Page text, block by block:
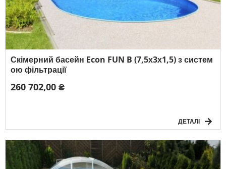
Скімерний басейн Econ FUN B (7,5х3х1,5) з систем
ою фільтрації
260 702,00 ₴
ДЕТАЛІ